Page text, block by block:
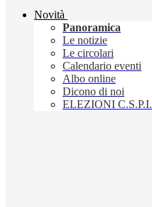
Novità
Panoramica
Le notizie
Le circolari
Calendario eventi
Albo online
Dicono di noi
ELEZIONI C.S.P.I.